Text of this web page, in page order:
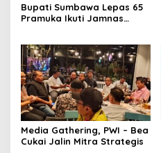
Bupati Sumbawa Lepas 65
Pramuka Ikuti Jamnas
Media Gathering, PWI – Bea
Cukai Jalin Mitra Strategis